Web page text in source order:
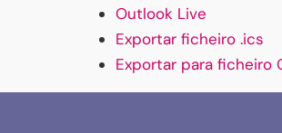
Outlook Live
Exportar ficheiro .ics
Exportar para ficheiro